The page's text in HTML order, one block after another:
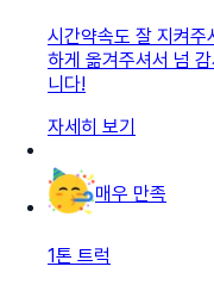
시간약속도 잘 지켜주
하게 옮겨주셔서 넘
니다!
자세히 보기
매우 만족
1톤 트럭